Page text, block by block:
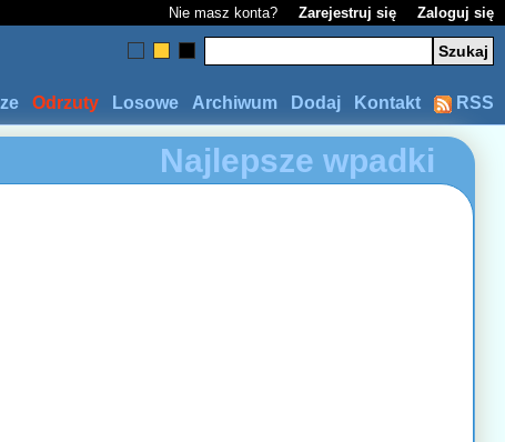
Nie masz konta? Zarejestruj się Zaloguj się
RSS
Kontakt
Dodaj
Archiwum
Losowe
Odrzuty
Najlepsze wpadki